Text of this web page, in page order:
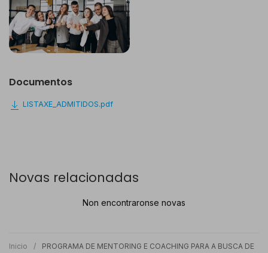
Documentos
LISTAXE_ADMITIDOS.pdf
Novas relacionadas
Non encontraronse novas
Inicio
PROGRAMA DE MENTORING E COACHING PARA A BUSCA DE